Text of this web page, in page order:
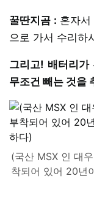
꿀딴지곰 : 혼자
으로 가서 수리하
그리고! 배터리
무조건 빼는 것을
(국산 MSX 인 대
착되어 있어 20년